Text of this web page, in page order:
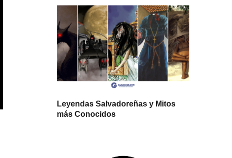
Leyendas Salvadoreñas y Mitos
más Conocidos